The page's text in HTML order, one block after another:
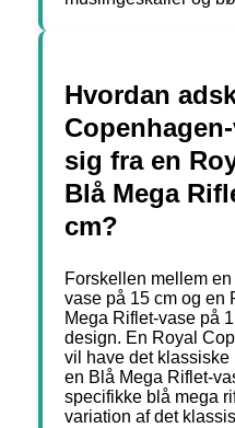
Hvordan
sig fra en
Blå Mega
cm?
Forskellen mellem
vase på 15 cm og en
Mega Riflet-vase på
design. En Royal
vil have det klassiske
en Blå Mega Riflet-
specifikke blå mega
variation af det